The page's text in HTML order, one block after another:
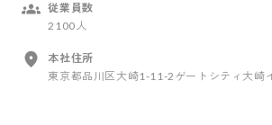
従業員数
2100人
本社住所
東京都品川区大崎1-11-2ゲートシティ大崎